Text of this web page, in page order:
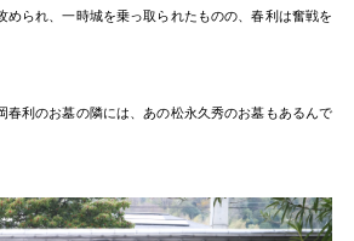
められ、一時城を乗っ取られたものの、春利は奮戦を
春利のお墓の隣には、あの松永久秀のお墓もあるんで